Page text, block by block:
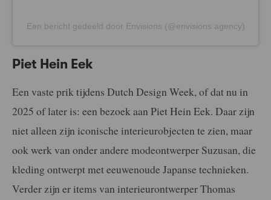
Een bericht gedeeld door Envisions (@envisions.agency)
Piet Hein Eek
Een vaste prik tijdens Dutch Design Week, of dat nu in
2025 of later is: een bezoek aan Piet Hein Eek. Daar zijn
niet alleen zijn iconische interieurobjecten te zien, maar
ook werk van onder andere modeontwerper Suzusan, die
kleding ontwerpt met eeuwenoude Japanse technieken.
Verder zijn er items van interieurontwerper Thomas